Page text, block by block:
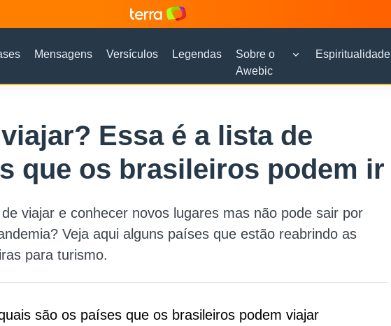
Mensagens Versículos Legendas
Sobre o
Awebic
Espiritualidade
Essa é a lista de
que os brasileiros podem ir
viajar e conhecer novos lugares mas não pode sair por
Veja aqui alguns países que estão reabrindo as
para turismo.
são os países que os brasileiros podem viajar